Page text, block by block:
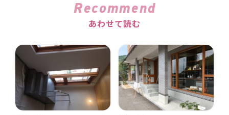
Recommend
あわせて読む